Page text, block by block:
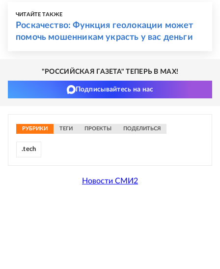
ЧИТАЙТЕ ТАКЖЕ
Роскачество: Функция геолокации может
помочь мошенникам украсть у вас деньги
"РОССИЙСКАЯ ГАЗЕТА" ТЕПЕРЬ В MAX!
Подписывайтесь на нас
РУБРИКИ ТЕГИ ПРОЕКТЫ ПОДЕЛИТЬСЯ
.tech
Новости СМИ2